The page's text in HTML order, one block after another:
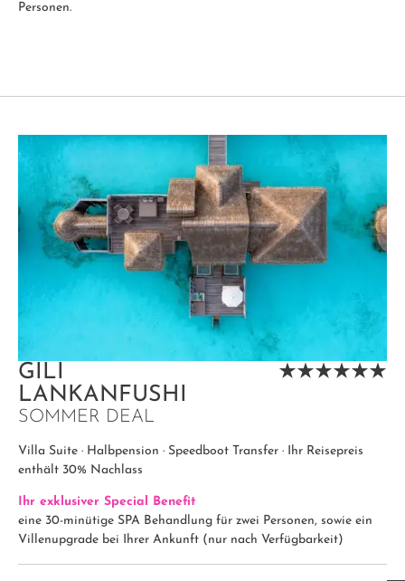
Personen.
GILI
LANKANFUSHI
SOMMER DEAL
Villa Suite · Halbpension · Speedboot Transfer · Ihr Reisepreis
enthält 30% Nachlass
Ihr exklusiver Special Benefit
eine 30-minütige SPA Behandlung für zwei Personen, sowie ein
Villenupgrade bei Ihrer Ankunft (nur nach Verfügbarkeit)